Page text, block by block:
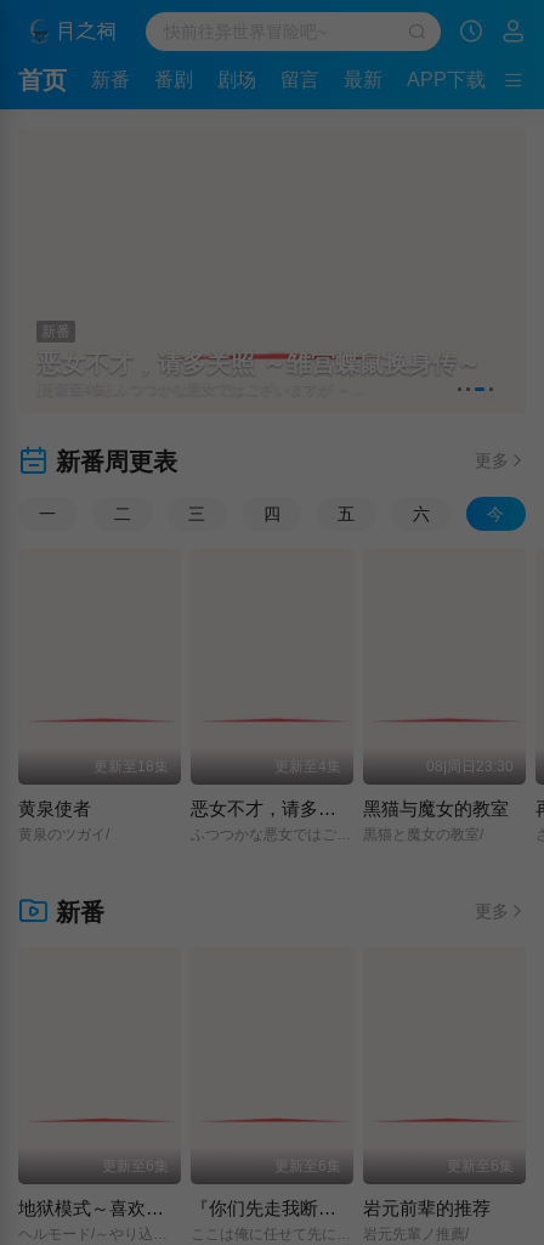
首页 新番 番剧 剧场 留言 最新 APP下载
新番
恶女不才，请多关照 ～雏宫蝶鼠换身传～
新番周更表 更多
一 二 三 四 五 六 今
更新至18集
黄泉使者
黄泉のツガイ/
更新至4集
恶女不才，请多关照 ～雏宫蝶鼠换身传～
ふつつかな悪女ではございますが/～雛宮蝶鼠とりかえ伝～/
08|周日23:30
黑猫与魔女的教室
黒猫と魔女の教室/
新番 更多
更新至6集
地狱模式～喜欢挑战特殊成就的玩家在废设定的异世界成为无双～第二季
更新至6集
『你们先走我断后』，于是10年后我成为了传说
更新至6集
岩元前辈的推荐
岩元先輩ノ推薦/